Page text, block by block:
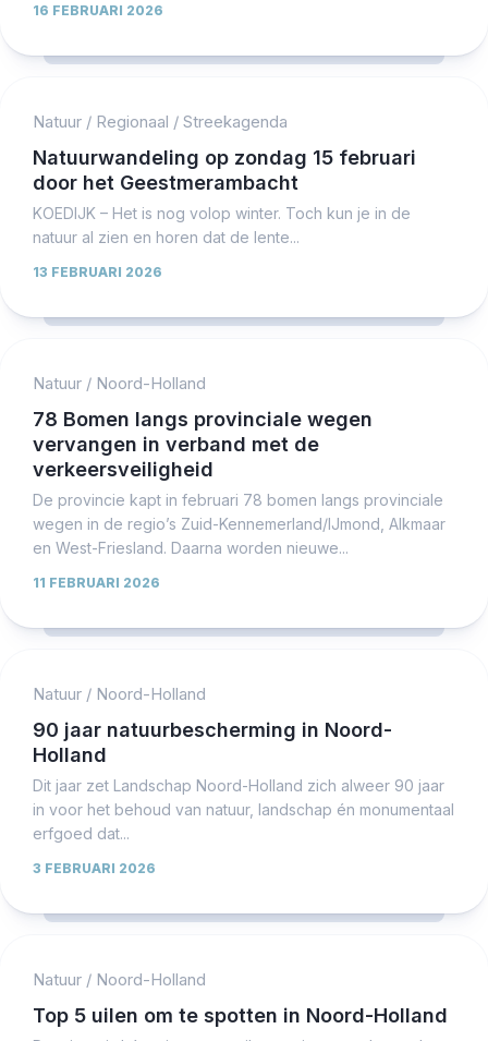
16 FEBRUARI 2026
Natuur / Regionaal / Streekagenda
Natuurwandeling op zondag 15 februari
door het Geestmerambacht
KOEDIJK – Het is nog volop winter. Toch kun je in de
natuur al zien en horen dat de lente...
13 FEBRUARI 2026
Natuur / Noord-Holland
78 Bomen langs provinciale wegen
vervangen in verband met de
verkeersveiligheid
De provincie kapt in februari 78 bomen langs provinciale
wegen in de regio’s Zuid-Kennemerland/IJmond, Alkmaar
en West-Friesland. Daarna worden nieuwe...
11 FEBRUARI 2026
Natuur / Noord-Holland
90 jaar natuurbescherming in Noord-
Holland
Dit jaar zet Landschap Noord-Holland zich alweer 90 jaar
in voor het behoud van natuur, landschap én monumentaal
erfgoed dat...
3 FEBRUARI 2026
Natuur / Noord-Holland
Top 5 uilen om te spotten in Noord-Holland